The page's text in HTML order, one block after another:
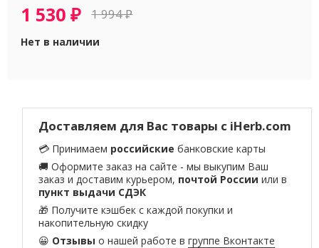
1 530₽ 1 994₽
Нет в наличии
Доставляем для Вас товары с iHerb.com
💳 Принимаем российские банковские карты
🚚 Оформите заказ на сайте - мы выкупим Ваш
заказ и доставим курьером, почтой России или в
пункт выдачи СДЭК
🎁 Получите кэшбек с каждой покупки и
накопительную скидку
😀 Отзывы о нашей работе вгруппе Вконтакте